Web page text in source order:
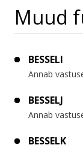
Muud
BESSELI
Annab
BESSELJ
Annab
BESSELK